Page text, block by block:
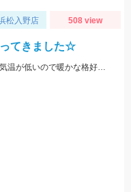
松入野店 508 view
てきました☆
三遠南信道鳳来狭ICから１時間、朝晩はまだ気温が低いので暖かな格好で出かけて下さい。